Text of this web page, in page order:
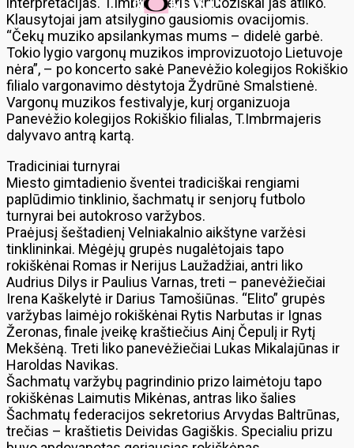
Klausytojai jam atsilygino gausiomis ovacijomis.
“Čekų muziko apsilankymas mums – didelė garbė.
Tokio lygio vargonų muzikos improvizuotojo Lietuvoje
nėra”, – po koncerto sakė Panevėžio kolegijos Rokiškio
filialo vargonavimo dėstytoja Žydrūnė Smalstienė.
Vargonų muzikos festivalyje, kurį organizuoja
Panevėžio kolegijos Rokiškio filialas, T.Imbrmajeris
dalyvavo antrą kartą.
Tradiciniai turnyrai
Miesto gimtadienio šventei tradiciškai rengiami
paplūdimio tinklinio, šachmatų ir senjorų futbolo
turnyrai bei autokroso varžybos.
Praėjusį šeštadienį Velniakalnio aikštyne varžėsi
tinklininkai. Mėgėjų grupės nugalėtojais tapo
rokiškėnai Romas ir Nerijus Laužadžiai, antri liko
Audrius Dilys ir Paulius Varnas, treti – panevėžiečiai
Irena Kaškelytė ir Darius Tamošiūnas. “Elito” grupės
varžybas laimėjo rokiškėnai Rytis Narbutas ir Ignas
Žeronas, finale įveikę kraštiečius Ainį Čepulį ir Rytį
Mekšėną. Treti liko panevėžiečiai Lukas Mikalajūnas ir
Haroldas Navikas.
Šachmatų varžybų pagrindinio prizo laimėtoju tapo
rokiškėnas Laimutis Mikėnas, antras liko šalies
Šachmatų federacijos sekretorius Arvydas Baltrūnas,
trečias – kraštietis Deividas Gagiškis. Specialiu prizu